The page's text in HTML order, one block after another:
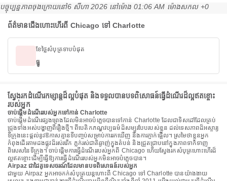
បច្ចុប្បន្នភាពចុងក្រោយនៅ6 សីហា 2026 នៅ​ម៉ោង 01:06 AM ម៉ោង​សកល +0
ព័ត៌មានជើងហោះហើរពី Chicago ទៅ Charlotte
ខែថ្លៃសំបុត្រទាបបំផុត
ធ្នូ
ស្វែងរកដំណើរកម្សាន្តដ៏ល្អបំផុត និងទទួលបានបទពិសោធន៍ធ្វើដំណើរដ៏ល្អឥតខ្ចោះ
របស់អ្នក
ចាប់ផ្តើមដំណើររបស់អ្នកទៅកាន់ Charlotte
ចាប់ផ្តើមដំណើរផ្សងព្រេងដែលមិនអាចបំភ្លេចបានទៅកាន់ Charlotte ដែលជាទិសដៅដែលគ្រប់
ជ្រុងទាំងអស់បង្ហាញពីរឿងថ្មី។ ពីបេតិកភណ្ឌវប្បធម៌ដ៏សម្បូរបែបរបស់ខ្លួន ដល់ទេសភាពដ៏អស្ចារ្យ
ទីក្រុងនេះផ្តល់នូវឱកាសគ្មានទីបញ្ចប់សម្រាប់ការរកឃើញ និងការភ្ញាក់ផ្អើល។ ស្រមៃថាខ្លួនអ្នក
កំពុងដើរតាមដងផ្លូវដ៏រស់រវើក ភ្លក់រស់ជាតិឆ្ងាញ់ក្នុងតំបន់ និងជ្រួតជ្រាបនៅក្នុងភាពទាក់ទាញ
ពិសេសនៃទីក្រុង។ ចាប់ផ្តើមការធ្វើដំណើររបស់អ្នកពី Chicago ហើយស្វែងរកសំបុត្រហោះហើរដ៏
ល្អឥតខ្ចោះដើម្បីធ្វើឱ្យការធ្វើដំណើររបស់អ្នកមិនអាចបំភ្លេចបាន។
Airpaz ជាដៃគូទេសចរណ៍ដែលមានបទពិសោធន៍របស់អ្នក
ជាមួយ Airpaz អ្នកអាចកក់សំបុត្រយន្តហោះពី Chicago ទៅ Charlotte បានយ៉ាងងាយ